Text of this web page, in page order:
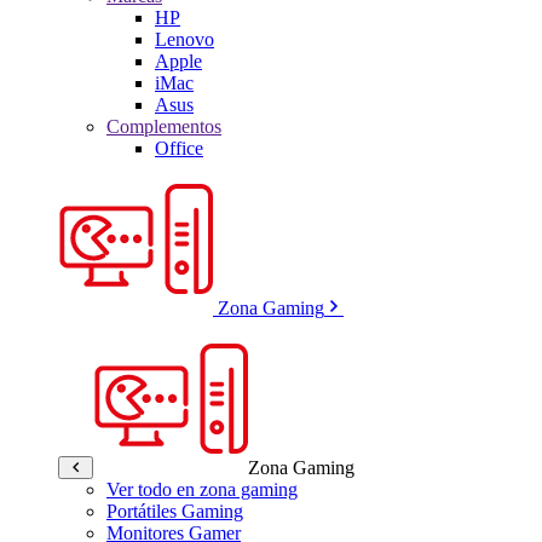
HP
Lenovo
Apple
iMac
Asus
Complementos
Office
Zona Gaming
Zona Gaming
Ver todo en zona gaming
Portátiles Gaming
Monitores Gamer